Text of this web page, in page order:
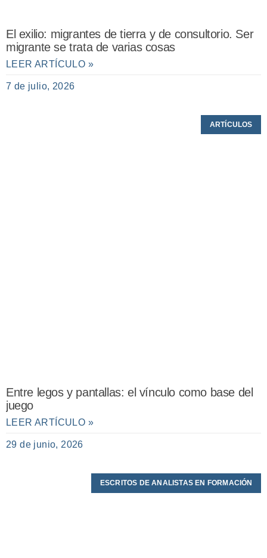
El exilio: migrantes de tierra y de consultorio. Ser
migrante se trata de varias cosas
LEER ARTÍCULO »
7 de julio, 2026
ARTÍCULOS
Entre legos y pantallas: el vínculo como base del
juego
LEER ARTÍCULO »
29 de junio, 2026
ESCRITOS DE ANALISTAS EN FORMACIÓN